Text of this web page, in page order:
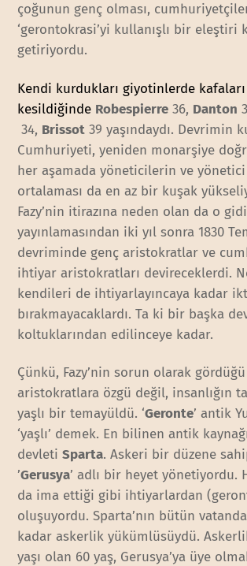
çoğunun genç olması,
‘gerontokrasi’yi kullanışlı bir eleştiri
getiriyordu.
Kendi kurdukları giyotinlerde kafaları
kesildiğinde Robespierre 36, Danton
34, Brissot 39 yaşındaydı. Devrimin
Cumhuriyeti, yeniden monarşiye
her aşamada yöneticilerin ve
ortalaması da en az bir kuşak
Fazy’nin itirazına neden olan da o
yayınlamasından iki yıl sonra 1830
devriminde genç aristokratlar ve
ihtiyar aristokratları devireceklerdi.
kendileri de ihtiyarlayıncaya kadar
bırakmayacaklardı. Ta ki bir başka
koltuklarından edilinceye kadar.
Çünkü, Fazy’nin sorun olarak gördüğü
aristokratlara özgü değil, insanlığın
yaşlı bir temayüldü. ‘Geronte’ antik
‘yaşlı’ demek. En bilinen antik
devletiSparta. Askeri bir düzene
’Gerusya’ adlı bir heyet yönetiyordu.
da ima ettiği gibi ihtiyarlardan
oluşuyordu. Sparta’nın bütün
kadar askerlik yükümlüsüydü.
yaşı olan 60 yaş, Gerusya’ya üye